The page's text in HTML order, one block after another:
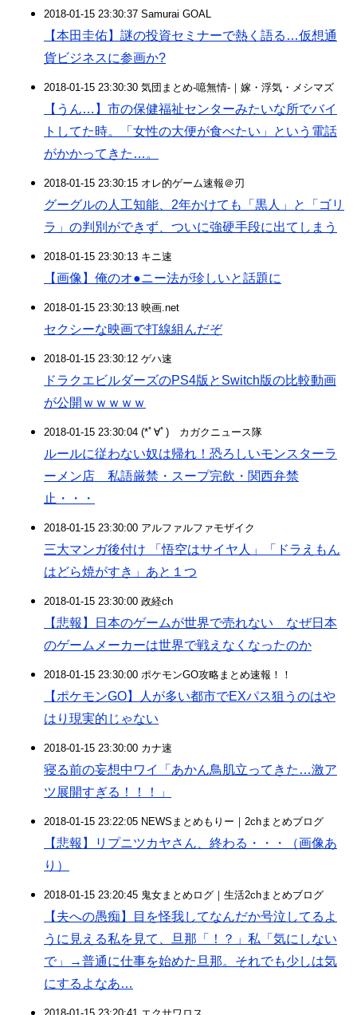
2018-01-15 23:30:37 Samurai GOAL
【本田圭佑】謎の投資セミナーで熱く語る…仮想通
貨ビジネスに参画か?
2018-01-15 23:30:30 気団まとめ-噫無情-｜嫁・浮気・メシマズ
【うん…】市の保健福祉センターみたいな所でバイ
トしてた時。「女性の大便が食べたい」という電話
がかかってきた…。
2018-01-15 23:30:15 オレ的ゲーム速報＠刃
グーグルの人工知能、2年かけても「黒人」と「ゴリ
ラ」の判別ができず、ついに強硬手段に出てしまう
2018-01-15 23:30:13 キニ速
【画像】俺のオ●ニー法が珍しいと話題に
2018-01-15 23:30:13 映画.net
セクシーな映画で打線組んだぞ
2018-01-15 23:30:12 ゲハ速
ドラクエビルダーズのPS4版とSwitch版の比較動画
が公開ｗｗｗｗｗ
2018-01-15 23:30:04 (*ﾟ∀ﾟ)ゞカガクニュース隊
ルールに従わない奴は帰れ！恐ろしいモンスターラ
ーメン店 私語厳禁・スープ完飲・関西弁禁
止・・・
2018-01-15 23:30:00 アルファルファモザイク
三大マンガ後付け 「悟空はサイヤ人」「ドラえもん
はどら焼がすき」あと１つ
2018-01-15 23:30:00 政経ch
【悲報】日本のゲームが世界で売れない なぜ日本
のゲームメーカーは世界で戦えなくなったのか
2018-01-15 23:30:00 ポケモンGO攻略まとめ速報！！
【ポケモンGO】人が多い都市でEXパス狙うのはや
はり現実的じゃない
2018-01-15 23:30:00 カナ速
寝る前の妄想中ワイ「あかん鳥肌立ってきた…激ア
ツ展開すぎる！！！」
2018-01-15 23:22:05 NEWSまとめもりー｜2chまとめブログ
【悲報】リプニツカヤさん、終わる・・・（画像あ
り）
2018-01-15 23:20:45 鬼女まとめログ｜生活2chまとめブログ
【夫への愚痴】目を怪我してなんだか号泣してるよ
うに見える私を見て、旦那「！？」私「気にしない
で」→普通に仕事を始めた旦那。それでも少しは気
にするよなあ…